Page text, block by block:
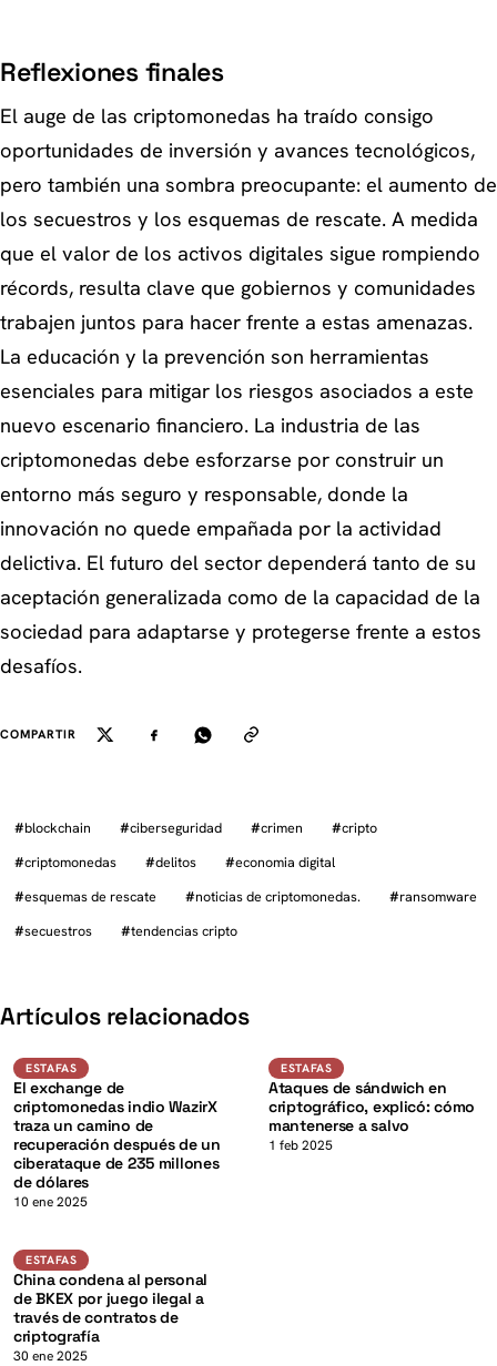
Reflexiones finales
El auge de las criptomonedas ha traído consigo
oportunidades de inversión y avances tecnológicos,
pero también una sombra preocupante: el aumento de
los secuestros y los esquemas de rescate. A medida
que el valor de los activos digitales sigue rompiendo
récords, resulta clave que gobiernos y comunidades
trabajen juntos para hacer frente a estas amenazas.
La educación y la prevención son herramientas
esenciales para mitigar los riesgos asociados a este
nuevo escenario financiero. La industria de las
criptomonedas debe esforzarse por construir un
entorno más seguro y responsable, donde la
innovación no quede empañada por la actividad
delictiva. El futuro del sector dependerá tanto de su
aceptación generalizada como de la capacidad de la
sociedad para adaptarse y protegerse frente a estos
desafíos.
COMPARTIR
#blockchain #ciberseguridad #crimen #cripto
#criptomonedas #delitos #economia digital
#esquemas de rescate #noticias de criptomonedas. #ransomware
#secuestros #tendencias cripto
Artículos relacionados
Estafas K
ESTAFAS
El exchange de
criptomonedas indio WazirX
traza un camino de
recuperación después de un
ciberataque de 235 millones
de dólares
10 ene 2025
Estafas
ESTAFAS
Ataques de sándwich en
criptográfico, explicó: cómo
mantenerse a salvo
1 feb 2025
Estafas K
ESTAFAS
China condena al personal
de BKEX por juego ilegal a
través de contratos de
criptografía
30 ene 2025